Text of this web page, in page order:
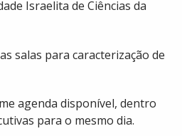
Israelita de Ciências da
salas para caracterização de
agenda disponível, dentro
para o mesmo dia.